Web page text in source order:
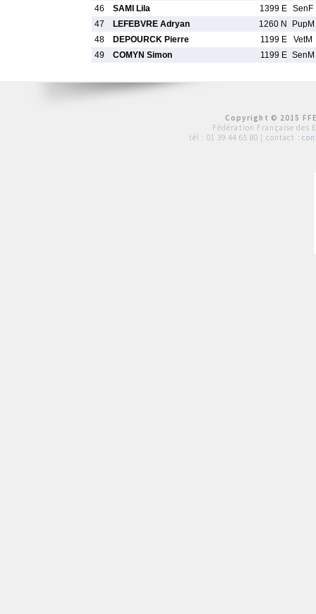
46
SAMI Lila 1399 E SenF
47
LEFEBVRE Adryan 1260 N
PupM
48
DEPOURCK Pierre 1199 E
VetM
49
COMYN Simon 1199 E SenM
Copyright © 2015
Fédération Française des
tél : 01 39 44 65 80 | contact :